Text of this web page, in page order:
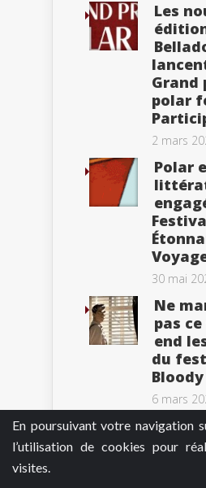
En poursuivant votre navigation
l’utilisation de cookies pour
visites.
Les
Grand
polar
2 mars
Polar
30 mai
Ne
pas
end
du
6 mars